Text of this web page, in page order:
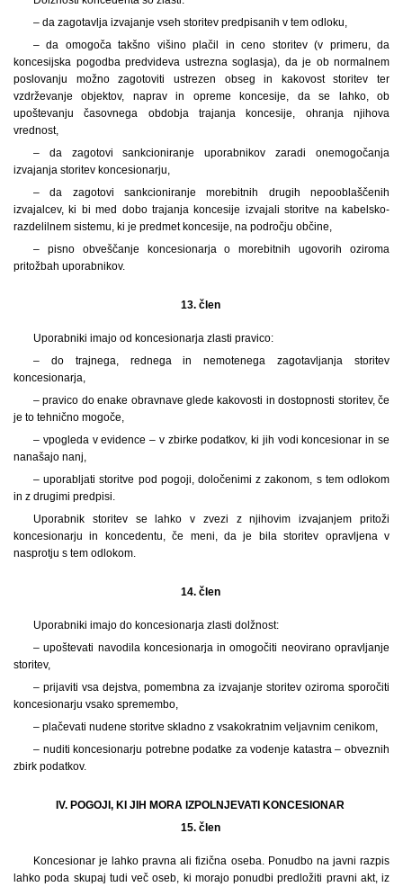
– da zagotavlja izvajanje vseh storitev predpisanih v tem odloku,
– da omogoča takšno višino plačil in ceno storitev (v primeru, da
koncesijska pogodba predvideva ustrezna soglasja), da je ob normalnem
poslovanju možno zagotoviti ustrezen obseg in kakovost storitev ter
vzdrževanje objektov, naprav in opreme koncesije, da se lahko, ob
upoštevanju časovnega obdobja trajanja koncesije, ohranja njihova
vrednost,
– da zagotovi sankcioniranje uporabnikov zaradi onemogočanja
izvajanja storitev koncesionarju,
– da zagotovi sankcioniranje morebitnih drugih nepooblaščenih
izvajalcev, ki bi med dobo trajanja koncesije izvajali storitve na kabelsko-
razdelilnem sistemu, ki je predmet koncesije, na področju občine,
– pisno obveščanje koncesionarja o morebitnih ugovorih oziroma
pritožbah uporabnikov.
13. člen
Uporabniki imajo od koncesionarja zlasti pravico:
– do trajnega, rednega in nemotenega zagotavljanja storitev
koncesionarja,
– pravico do enake obravnave glede kakovosti in dostopnosti storitev, če
je to tehnično mogoče,
– vpogleda v evidence – v zbirke podatkov, ki jih vodi koncesionar in se
nanašajo nanj,
– uporabljati storitve pod pogoji, določenimi z zakonom, s tem odlokom
in z drugimi predpisi.
Uporabnik storitev se lahko v zvezi z njihovim izvajanjem pritoži
koncesionarju in koncedentu, če meni, da je bila storitev opravljena v
nasprotju s tem odlokom.
14. člen
Uporabniki imajo do koncesionarja zlasti dolžnost:
– upoštevati navodila koncesionarja in omogočiti neovirano opravljanje
storitev,
– prijaviti vsa dejstva, pomembna za izvajanje storitev oziroma sporočiti
koncesionarju vsako spremembo,
– plačevati nudene storitve skladno z vsakokratnim veljavnim cenikom,
– nuditi koncesionarju potrebne podatke za vodenje katastra – obveznih
zbirk podatkov.
IV. POGOJI, KI JIH MORA IZPOLNJEVATI KONCESIONAR
15. člen
Koncesionar je lahko pravna ali fizična oseba. Ponudbo na javni razpis
lahko poda skupaj tudi več oseb, ki morajo ponudbi predložiti pravni akt, iz